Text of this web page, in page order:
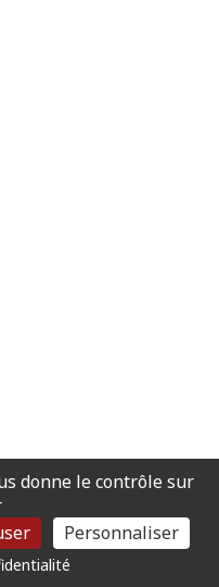
donne le contrôle sur
Personnaliser